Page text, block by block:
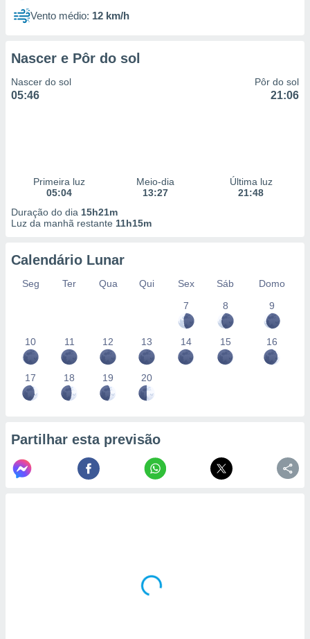
Vento médio: 12 km/h
Nascer e Pôr do sol
Nascer do sol
05:46
Pôr do sol
21:06
Primeira luz
05:04
Meio-dia
13:27
Última luz
21:48
Duração do dia 15h21m
Luz da manhã restante 11h15m
Calendário Lunar
Seg Ter Qua Qui Sex Sáb
Domo
7
8 9
10 11 12 13 14 15 16
17 18 19 20
Partilhar esta previsão